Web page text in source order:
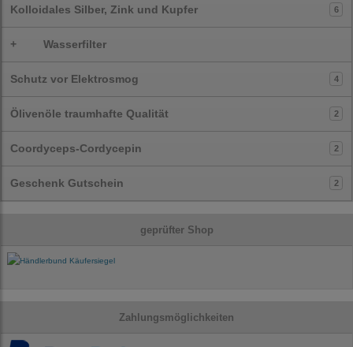
Kolloidales Silber, Zink und Kupfer 6
+ Wasserfilter
Schutz vor Elektrosmog 4
Ölivenöle traumhafte Qualität 2
Coordyceps-Cordycepin 2
Geschenk Gutschein 2
geprüfter Shop
Zahlungsmöglichkeiten